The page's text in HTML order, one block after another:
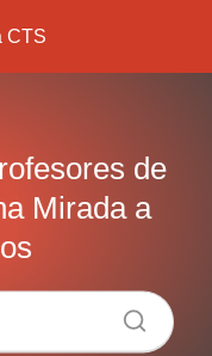
de
Mirada a